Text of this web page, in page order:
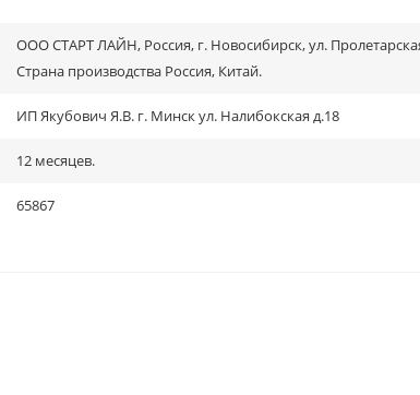
OOO СТАРТ ЛАЙН, Россия, г. Новосибирск, ул.
Страна производства Россия, Китай.
ИП Якубович Я.В. г. Минск ул. Налибокская д.18
12 месяцев.
65867